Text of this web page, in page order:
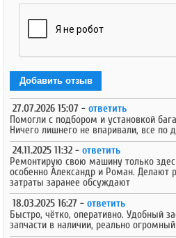
Добавить отзыв
27.07.2026 15:07 -ответить
Помогли с подбором и установкой
Ничего лишнего не впаривали, все по
24.11.2025 11:32 -ответить
Ремонтирую свою машину только
особенно Александр и Роман. Делают
затраты заранее обсуждают
18.03.2025 16:27 -ответить
Быстро, чётко, оперативно. Удобный
запчасти в наличии, реально